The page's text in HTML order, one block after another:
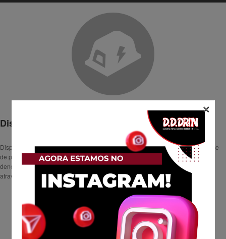
Dispositivos de Captura Atóxicos
Dispositivos para captura mecânica – armadilhas de captura por adesão a base
de placas de cola podendo ser instaladas dentro de porta placa de cola
denominados porta cola ou fixados dispositivos eletrônicos com atratividade
através de iluminação específica.
×